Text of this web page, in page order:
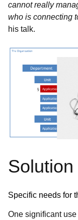
cannot really
who is connecting
his talk.
Solution
Specific needs for
One significant